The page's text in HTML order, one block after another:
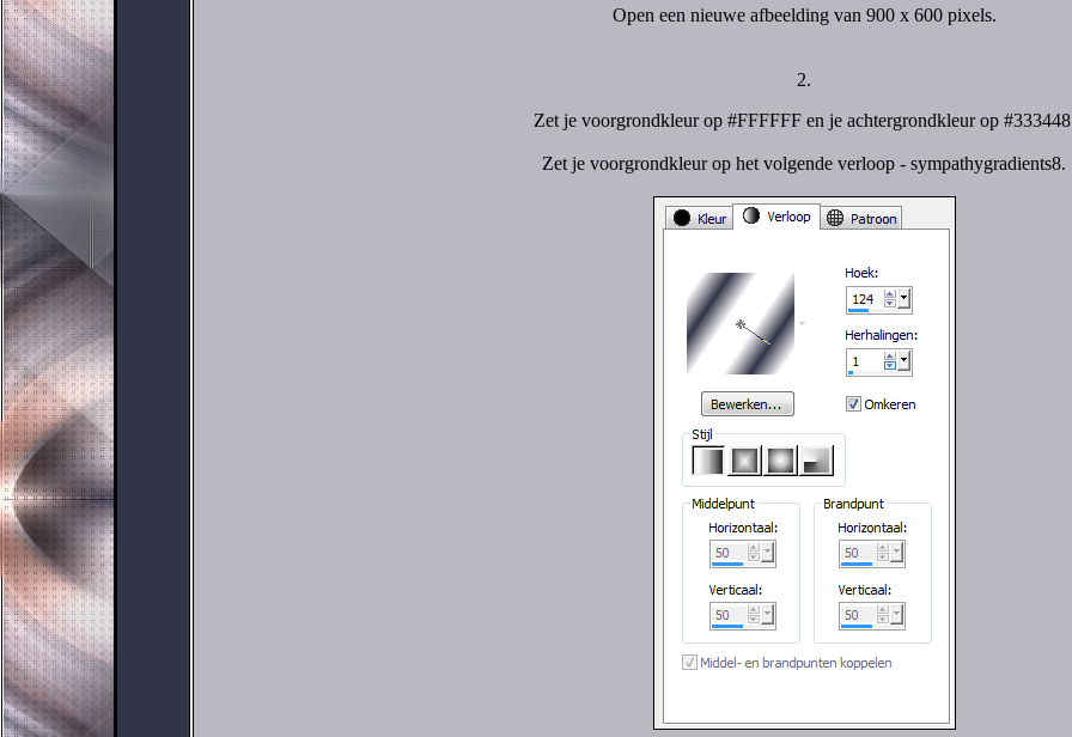
Open een nieuwe afbeelding van 900 x 600 pixels.
2.
Zet je voorgrondkleur op #FFFFFF en je achtergrondkleur op
Zet je voorgrondkleur op het volgende verloop - sympathygradients8.